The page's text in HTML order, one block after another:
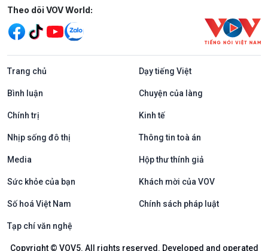
Mạng xã hội
Theo dõi VOV World:
Trang chủ Dạy tiếng Việt
Bình luận Chuyện của làng
Chính trị Kinh tế
Nhịp sống đô thị Thông tin toà án
Media Hộp thư thính giả
Sức khỏe của bạn Khách mời của VOV
Số hoá Việt Nam Chính sách pháp luật
Tạp chí văn nghệ
Copyright © VOV5. All rights reserved. Developed and operated